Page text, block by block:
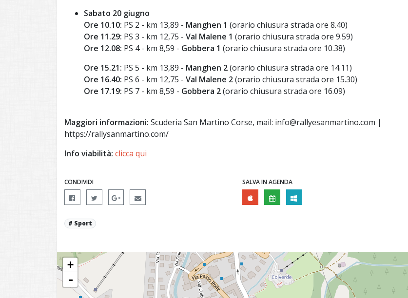
Sabato 20 giugno
Ore 10.10: PS 2 - km 13,89 - Manghen 1 (orario chiusura strada ore 8.40)
Ore 11.29: PS 3 - km 12,75 - Val Malene 1 (orario chiusura strada ore 9.59)
Ore 12.08: PS 4 - km 8,59 - Gobbera 1 (orario chiusura strada ore 10.38)
Ore 15.21: PS 5 - km 13,89 - Manghen 2(orario chiusura strada ore 14.11)
Ore 16.40: PS 6 - km 12,75 - Val Malene 2(orario chiusura strada ore 15.30)
Ore 17.19: PS 7 - km 8,59 - Gobbera 2(orario chiusura strada ore 16.09)
Maggiori informazioni: Scuderia San Martino Corse, mail: info@rallyesanmartino.com |
https://rallysanmartino.com/
Info viabilità: clicca qui
CONDIVIDI SALVA IN AGENDA
Sport
+
-